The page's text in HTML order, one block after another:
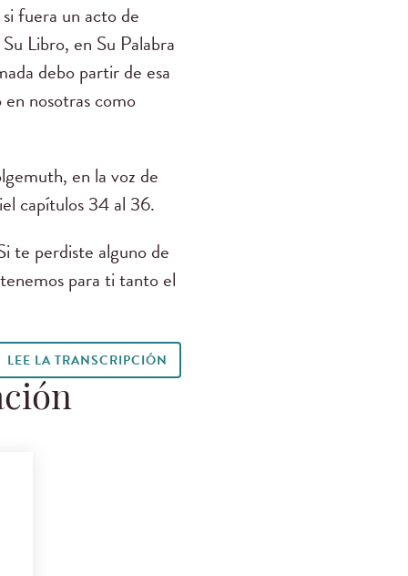
fuera un acto de
Libro, en Su Palabra
debo partir de esa
nosotras como
en la voz de
capítulos 34 al 36.
te perdiste alguno de
para ti tanto el
LEE LA TRANSCRIPCIÓN